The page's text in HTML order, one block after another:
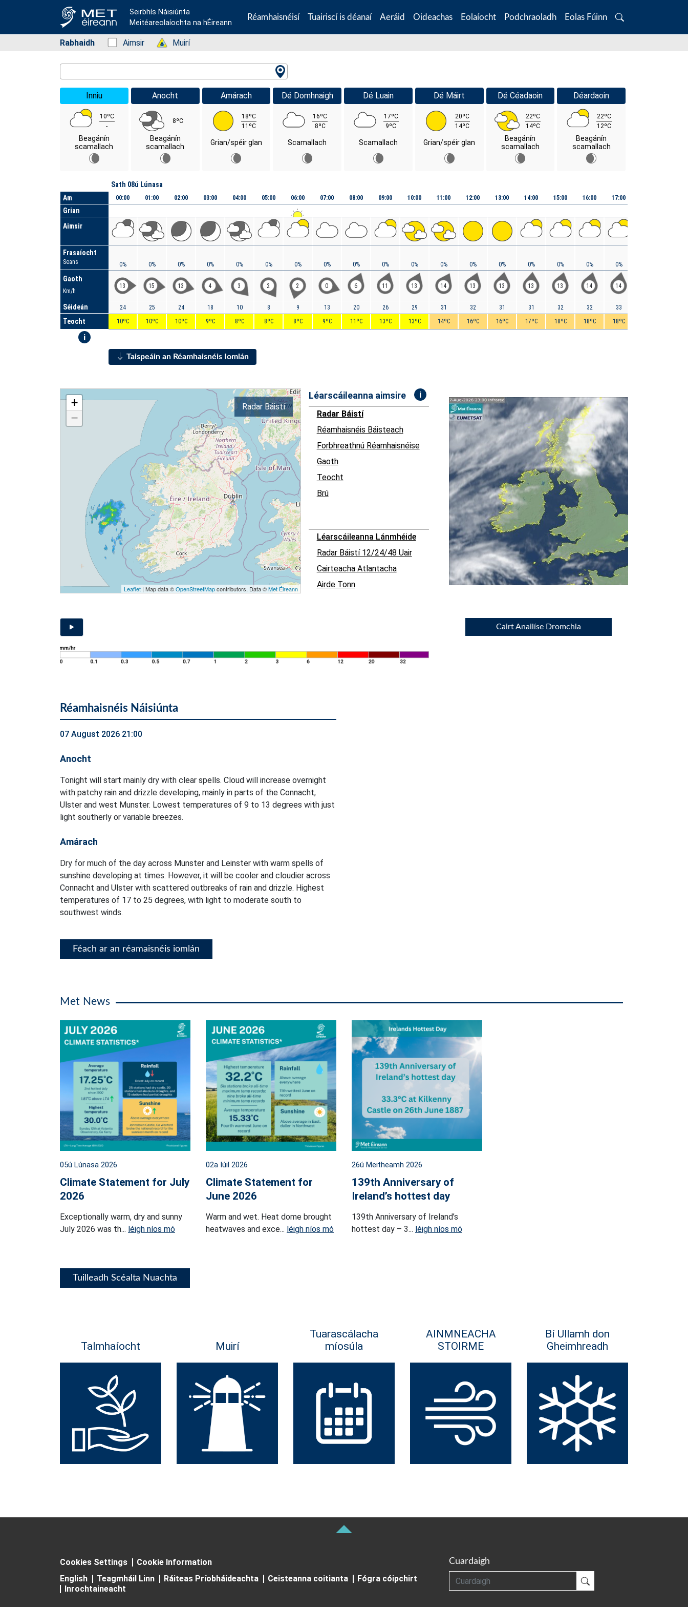
Seirbhís Náisiúnta
Meitéareolaíochta na hÉireann
Réamhaisnéisí Tuairiscí is déanaí Aeráid Oideachas Eolaíocht Podchraoladh Eolas Fúinn
Search
Rabhaidh Status: Green
Aimsir Status: Green
Muirí
Inniu
10ºC
-
Beagánín
scamallach
Anocht
8ºC
Beagánín
scamallach
Amárach
18ºC
11ºC
Grian/spéir glan
Dé Domhnaigh
16ºC
8ºC
Scamallach
Dé Luain
17ºC
9ºC
Scamallach
Dé Máirt
20ºC
14ºC
Grian/spéir glan
Dé Céadaoin
22ºC
14ºC
Beagánín
scamallach
Déardaoin
22ºC
12ºC
Beagánín
scamallach
Am
Grian
Aimsir
Frasaíocht
Seans
Gaoth
Km/h
Séideán
Teocht
i
Sath 08ú Lúnasa
00:00
0%
13
24
10ºC
01:00
0%
15
25
10ºC
02:00
0%
13
24
10ºC
03:00
0%
4
18
9ºC
04:00
0%
3
10
8ºC
05:00
0%
2
8
8ºC
06:00
0%
2
9
8ºC
07:00
0%
0
13
9ºC
08:00
0%
6
20
11ºC
09:00
0%
11
26
13ºC
10:00
0%
13
29
13ºC
11:00
0%
14
31
14ºC
12:00
0%
13
32
16ºC
13:00
0%
13
31
16ºC
14:00
0%
13
31
17ºC
15:00
0%
13
32
18ºC
16:00
0%
14
32
18ºC
17:00
0%
14
33
18ºC
Taispeáin an Réamhaisnéis Iomlán
+
−
Leaflet| Map data ©OpenStreetMapcontributors, Data ©Met Éireann
Radar Báistí
Léarscáileanna aimsire i
Radar Báistí
Réamhaisnéis Báisteach
Forbhreathnú Réamhaisnéise
Gaoth
Teocht
Brú
Léarscáileanna Lánmhéide
Radar Báistí 12/24/48 Uair
Cairteacha Atlantacha
Airde Tonn
Cairt Anailíse Dromchla
Réamhaisnéis Náisiúnta
07 August 2026 21:00
Anocht
Tonight will start mainly dry with clear spells. Cloud will increase overnight
with patchy rain and drizzle developing, mainly in parts of the Connacht,
Ulster and west Munster. Lowest temperatures of 9 to 13 degrees with just
light southerly or variable breezes.
Amárach
Dry for much of the day across Munster and Leinster with warm spells of
sunshine developing at times. However, it will be cooler and cloudier across
Connacht and Ulster with scattered outbreaks of rain and drizzle. Highest
temperatures of 17 to 25 degrees, with light to moderate south to
southwest winds.
Féach ar an réamaisnéis iomlán
Met News
05ú Lúnasa 2026
Climate Statement for July
2026
Exceptionally warm, dry and sunny
July 2026 was th... léigh níos mó
02a Iúil 2026
Climate Statement for
June 2026
Warm and wet. Heat dome brought
heatwaves and exce... léigh níos mó
26ú Meitheamh 2026
139th Anniversary of
Ireland’s hottest day
139th Anniversary of Ireland’s
hottest day – 3... léigh níos mó
Tuilleadh Scéalta Nuachta
Talmhaíocht Muirí
Tuarascálacha
míosúla
AINMNEACHA
STOIRME
Bí Ullamh don
Gheimhreadh
Cookies Settings
Cookie Information
English
Teagmháil Linn Ráiteas Príobháideachta Ceisteanna coitianta
Fógra cóipchirt
Inrochtaineacht
Cuardaigh
Cuardaigh